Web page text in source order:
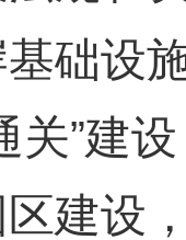
础设
关”建
建设